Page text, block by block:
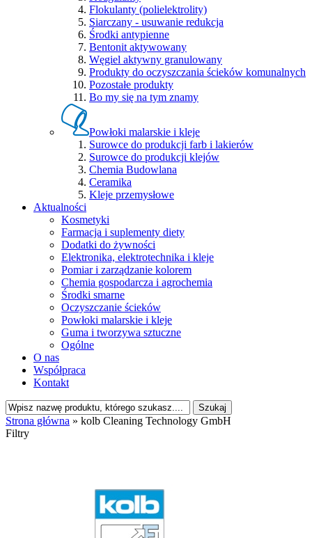
Flokulanty (polielektrolity)
Siarczany - usuwanie redukcja
Środki antypienne
Bentonit aktywowany
Węgiel aktywny granulowany
Produkty do oczyszczania ścieków komunalnych
Pozostałe produkty
Bo my się na tym znamy
Powłoki malarskie i kleje
Surowce do produkcji farb i lakierów
Surowce do produkcji klejów
Chemia Budowlana
Ceramika
Kleje przemysłowe
Aktualności
Kosmetyki
Farmacja i suplementy diety
Dodatki do żywności
Elektronika, elektrotechnika i kleje
Pomiar i zarządzanie kolorem
Chemia gospodarcza i agrochemia
Środki smarne
Oczyszczanie ścieków
Powłoki malarskie i kleje
Guma i tworzywa sztuczne
Ogólne
O nas
Współpraca
Kontakt
Strona główna » kolb Cleaning Technology GmbH
Filtry